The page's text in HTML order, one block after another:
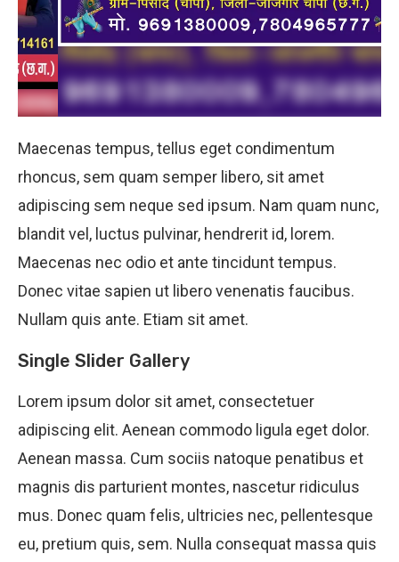
Maecenas tempus, tellus eget condimentum
rhoncus, sem quam semper libero, sit amet
adipiscing sem neque sed ipsum. Nam quam nunc,
blandit vel, luctus pulvinar, hendrerit id, lorem.
Maecenas nec odio et ante tincidunt tempus.
Donec vitae sapien ut libero venenatis faucibus.
Nullam quis ante. Etiam sit amet.
Single Slider Gallery
Lorem ipsum dolor sit amet, consectetuer
adipiscing elit. Aenean commodo ligula eget dolor.
Aenean massa. Cum sociis natoque penatibus et
magnis dis parturient montes, nascetur ridiculus
mus. Donec quam felis, ultricies nec, pellentesque
eu, pretium quis, sem. Nulla consequat massa quis